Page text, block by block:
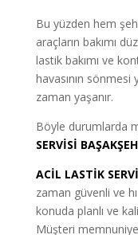
Bu yüzden hem
araçların bakımı
lastik bakımı ve
havasının sönmesi
zaman yaşanır.
Böyle durumlarda
SERVİSİ
ACİL LASTİK
zaman güvenli ve
konuda planlı ve
Müşteri